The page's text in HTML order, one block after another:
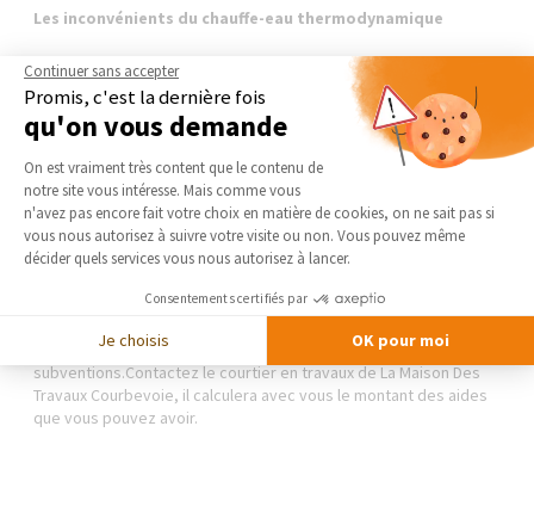
Les inconvénients du chauffe-eau thermodynamique
Malgré de nombreux avantages, ce système de production d'eau
chaude a cependant quelques inconvénients qu’il est important
de prendre en compte avant de se lancer dans un achat :
- Il ne peut pas fonctionner à 100% en énergie renouvelable et
consomme donc aussi de l’électricité.
- Le ventilateur présent dans lechauffe-eau
thermodynamiquepeut être bruyant sur certains modèles. Il
faut éviter de l’installer à proximité d’une chambre.
- Il doit être posé dans une pièce de 20m2 minimum et non
chauffée ou dans un local chauffé inférieur à 20m2.
pouvez bénéficier d'un crédit d’impôt et de
subventions.Contactez le courtier en travaux de La Maison Des
Travaux Courbevoie, il calculera avec vous le montant des aides
que vous pouvez avoir.
Continuer sans accepter
Promis, c'est la dernière fois
qu'on vous demande
Plateforme de Gestion du
On est vraiment très content que le contenu de
notre site vous intéresse. Mais comme vous
n'avez pas encore fait votre choix en matière de cookies, on ne sait pas si
vous nous autorisez à suivre votre visite ou non. Vous pouvez même
décider quels services vous nous autorisez à lancer.
Consentements certifiés par
Je choisis OK pour moi
Axeptio consent